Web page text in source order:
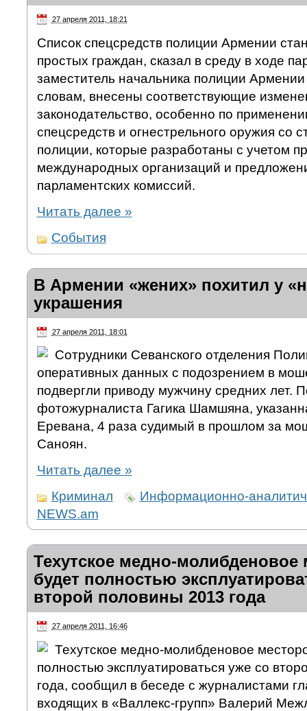
27 апреля 2011, 18:21
Список спецсредств полиции Армении
простых граждан, сказал в среду в ходе
заместитель начальника полиции
словам, внесены соответствующие
законодательство, особенно по
спецсредств и огнестрельного оружия со
полиции, которые разработаны с учетом
международных организаций и
парламентских комиссий.
Читать далее »
События
В Армении «жених» похитил у
украшения
27 апреля 2011, 18:01
Сотрудники Севанского отделения
оперативных данных с подозрением в
подвергли приводу мужчину средних лет.
фотожурналиста Гагика Шамшяна,
Еревана, 4 раза судимый в прошлом за
Саноян.
Читать далее »
Криминал
Информационно-
NEWS.am
Техутское медно-молибденовое
будет полностью
второй половины 2013 года
27 апреля 2011, 16:46
Техутское медно-молибденовое
полностью эксплуатироваться уже со
года, сообщил в беседе с журналистами
входящих в «Валлекс-групп» Валерий